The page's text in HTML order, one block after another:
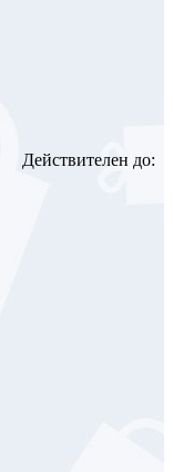
Действителен до: